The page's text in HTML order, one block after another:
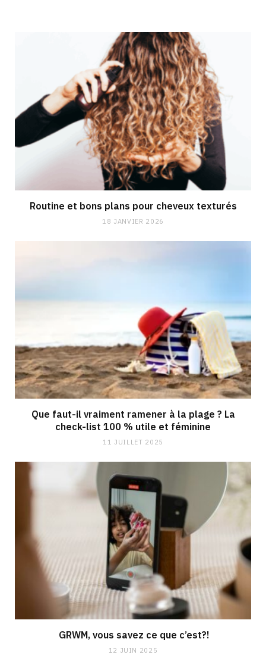
Routine et bons plans pour cheveux texturés
18 JANVIER 2026
Que faut-il vraiment ramener à la plage ? La
check-list 100 % utile et féminine
11 JUILLET 2025
GRWM, vous savez ce que c’est?!
12 JUIN 2025